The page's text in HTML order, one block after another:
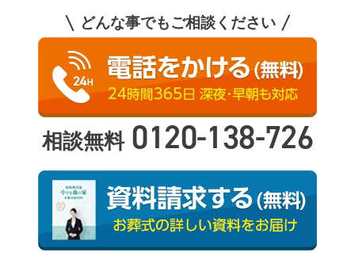
どんな事でもご相談ください
相談無料 0120-138-726